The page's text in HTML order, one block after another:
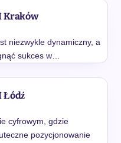
Kraków
niezwykle dynamiczny, a
sukces w…
Łódź
cyfrowym, gdzie
pozycjonowanie